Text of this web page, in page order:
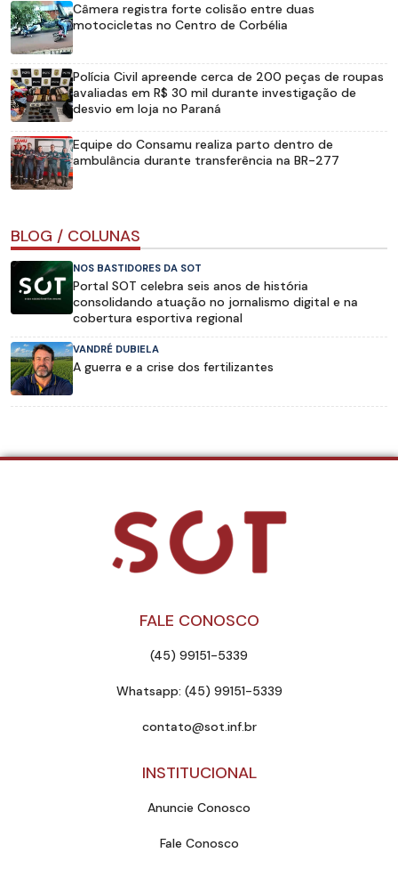
Câmera registra forte colisão entre duas
motocicletas no Centro de Corbélia
Polícia Civil apreende cerca de 200 peças de roupas
avaliadas em R$ 30 mil durante investigação de
desvio em loja no Paraná
Equipe do Consamu realiza parto dentro de
ambulância durante transferência na BR-277
BLOG / COLUNAS
NOS BASTIDORES DA SOT
Portal SOT celebra seis anos de história
consolidando atuação no jornalismo digital e na
cobertura esportiva regional
VANDRÉ DUBIELA
A guerra e a crise dos fertilizantes
FALE CONOSCO
(45) 99151-5339
Whatsapp: (45) 99151-5339
contato@sot.inf.br
INSTITUCIONAL
Anuncie Conosco
Fale Conosco